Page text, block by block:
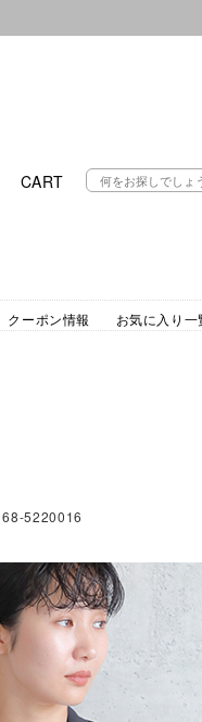
CART
クーポン情報
お気に入り一
5220016